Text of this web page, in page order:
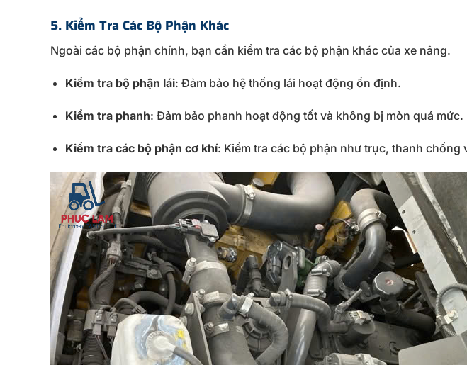
5. Kiểm Tra Các Bộ Phận Khác
Ngoài các bộ phận chính, bạn cần kiểm tra các bộ phận khác của xe nâng.
Kiểm tra bộ phận lái: Đảm bảo hệ thống lái hoạt động ổn định.
Kiểm tra phanh: Đảm bảo phanh hoạt động tốt và không bị mòn quá mức.
Kiểm tra các bộ phận cơ khí: Kiểm tra các bộ phận như trục, thanh chống